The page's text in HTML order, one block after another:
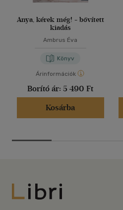
Anya, kérek még! - bővített
kiadás
Ambrus Éva
Könyv
Árinformációk
Borító ár: 5 490 Ft
Kosárba
Libri